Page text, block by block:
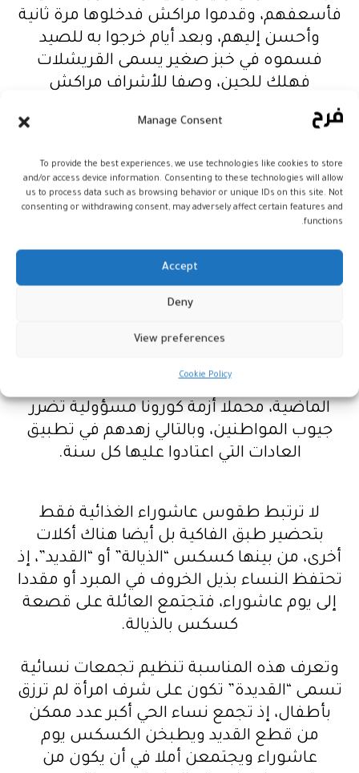
Manage Consent
To provide the best experiences, we use technologies like cookies to store
and/or access device information. Consenting to these technologies will allow
us to process data such as browsing behavior or unique IDs on this site. Not
consenting or withdrawing consent, may adversely affect certain features and
functions.
Accept
Deny
View preferences
Cookie Policy
فأسعفهم، وقدموا مراكش فدخلوها مرة ثانية
وأحسن إليهم، وبعد أيام خرجوا به للصيد
فسموه في خبز صغير يسمى القريشلات
فهلك للحين، وصفا للأشراف مراكش
نشاط تجاري
وتنشط الحركة التجارية في محلات العطارة
الهجرية، إذ تتنافس في عرض الجديد في كل
مرة لإغناء طبق الفاكية من فواكه جافة مملحة
أو محلاة رغبة منها في جذب الزبائن.
يقول عامل في أحد محلات العطارة إن المحل
الماضية، محملا أزمة كورونا مسؤولية تضرر
جيوب المواطنين، وبالتالي زهدهم في تطبيق
العادات التي اعتادوا عليها كل سنة.
لا ترتبط طقوس عاشوراء الغذائية فقط
بتحضير طبق الفاكية بل أيضا هناك أكلات
أخرى، من بينها كسكس “الذيالة” أو “القديد”، إذ
تحتفظ النساء بذيل الخروف في المبرد أو مقددا
إلى يوم عاشوراء، فتجتمع العائلة على قصعة
كسكس بالذيالة.
وتعرف هذه المناسبة تنظيم تجمعات نسائية
تسمى “القديدة” تكون على شرف امرأة لم ترزق
بأطفال، إذ تجمع نساء الحي أكبر عدد ممكن
من قطع القديد ويطبخن الكسكس يوم
عاشوراء ويجتمعن أملا في أن يكون من